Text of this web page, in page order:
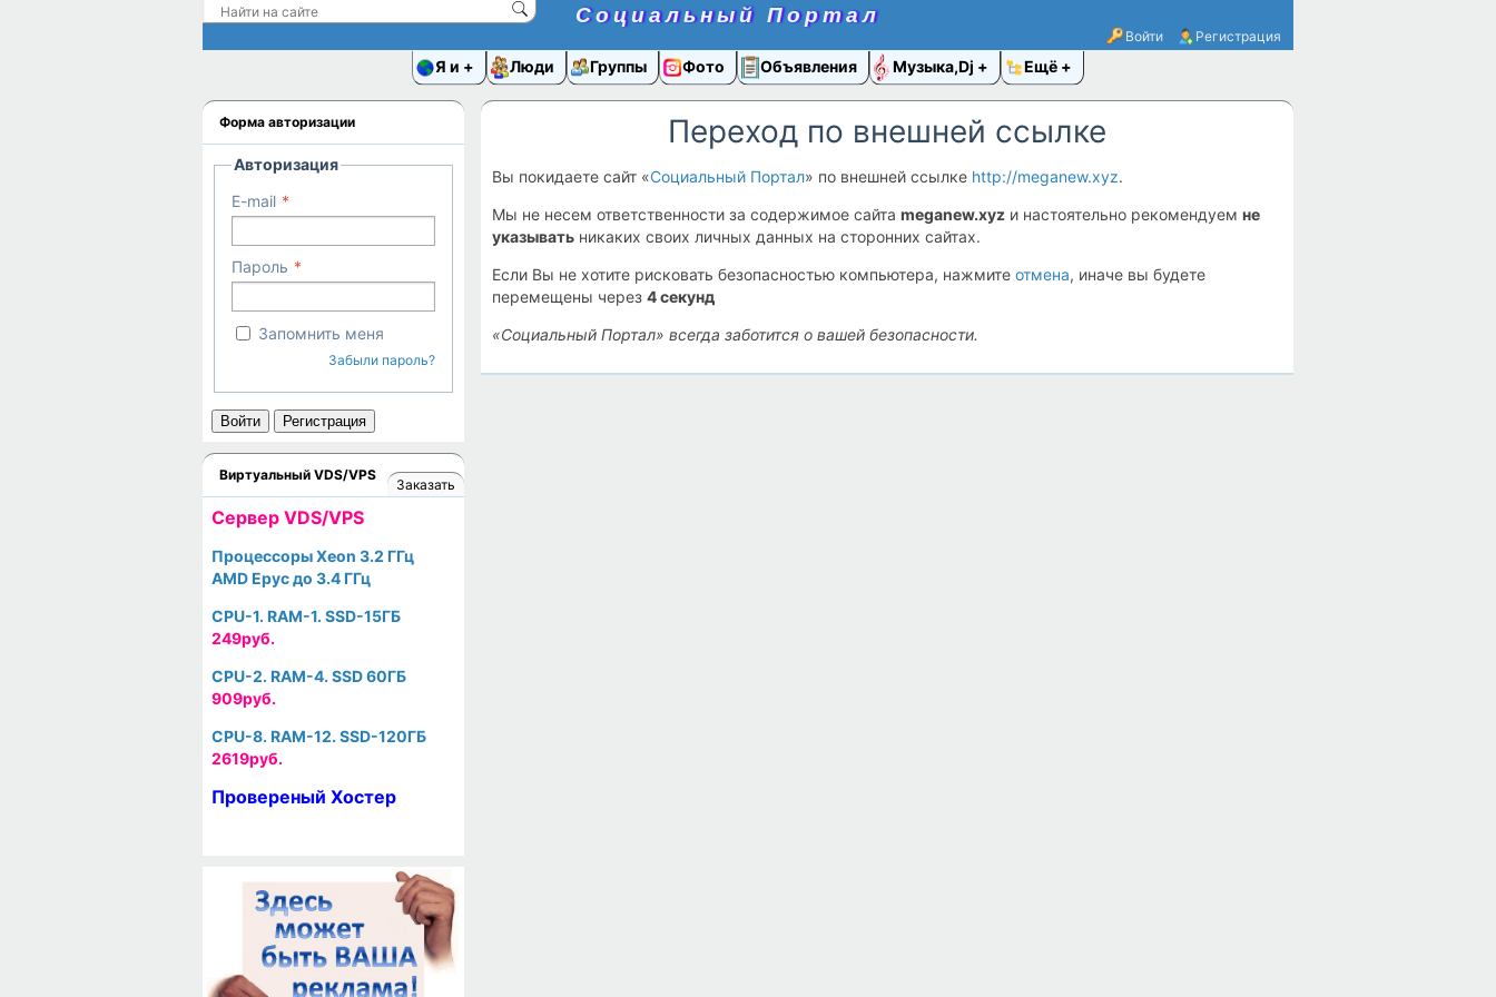
Социальный Портал
Войти Регистрация
Я и Люди Группы Фото Объявления Музыка,Dj Ещё
Переход по внешней ссылке
Вы покидаете сайт «Социальный Портал» по внешней ссылке http://meganew.xyz.
Мы не несем ответственности за содержимое сайта meganew.xyz и настоятельно рекомендуем не
указывать никаких своих личных данных на сторонних сайтах.
Если Вы не хотите рисковать безопасностью компьютера, нажмите отмена, иначе вы будете
перемещены через 4секунд
«Социальный Портал» всегда заботится о вашей безопасности.
Форма авторизации
Авторизация
E-mail
Пароль
Запомнить меня
Забыли пароль?
Войти Регистрация
Виртуальный VDS/VPS
Заказать
Cервер VDS/VPS
Процессоры Xeon 3.2 ГГц
AMD Epyc до 3.4 ГГц
CPU-1. RAM-1. SSD-15ГБ
249руб.
CPU-2. RAM-4. SSD 60ГБ
909руб.
CPU-8. RAM-12. SSD-120ГБ
2619руб.
Провереный Хостер